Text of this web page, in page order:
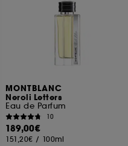
MONTBLANC
Neroli Letters
Eau de Parfum
10
189,00€
151,20€ / 100ml